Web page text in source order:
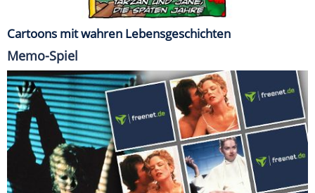
Cartoons mit wahren Lebensgeschichten
Memo-Spiel